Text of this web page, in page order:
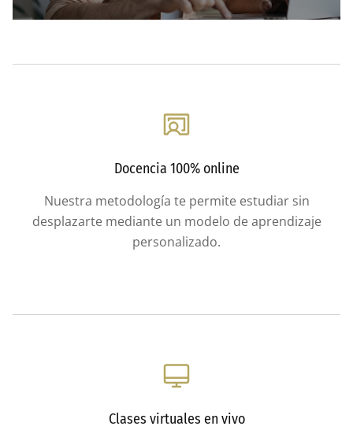
Docencia 100% online
Nuestra metodología te permite estudiar sin
desplazarte mediante un modelo de aprendizaje
personalizado.
Clases virtuales en vivo